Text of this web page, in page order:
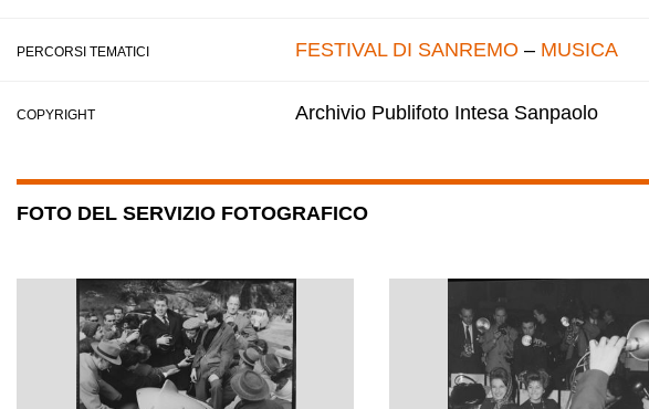
PERCORSI TEMATICI FESTIVAL DI SANREMO – MUSICA
COPYRIGHT Archivio Publifoto Intesa Sanpaolo
FOTO DEL SERVIZIO FOTOGRAFICO